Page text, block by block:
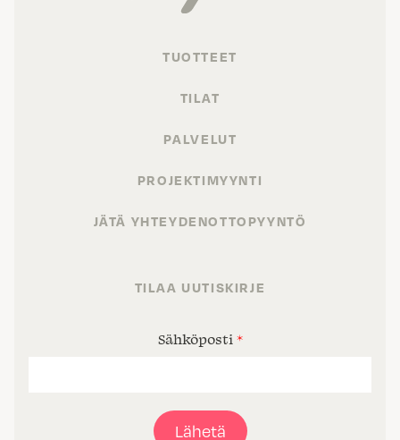
TUOTTEET
TILAT
PALVELUT
PROJEKTIMYYNTI
JÄTÄ YHTEYDENOTTOPYYNTÖ
TILAA UUTISKIRJE
Sähköposti *
Lähetä